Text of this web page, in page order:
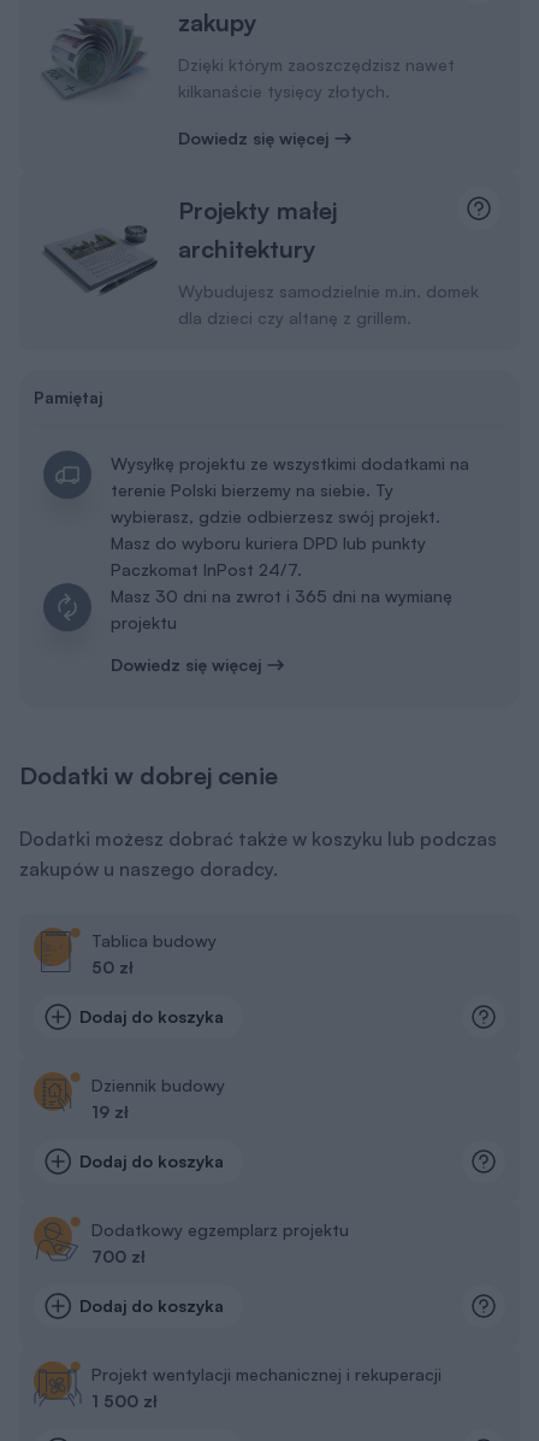
zakupy
Dzięki którym zaoszczędzisz nawet
kilkanaście tysięcy złotych.
Dowiedz się więcej
Projekty małej
architektury
Wybudujesz samodzielnie m.in. domek
dla dzieci czy altanę z grillem.
Pamiętaj
Wysyłkę projektu ze wszystkimi dodatkami na
terenie Polski bierzemy na siebie. Ty
wybierasz, gdzie odbierzesz swój projekt.
Masz do wyboru kuriera DPD lub punkty
Paczkomat InPost 24/7.
Masz 30 dni na zwrot i 365 dni na wymianę
projektu
Dowiedz się więcej
Dodatki w dobrej cenie
Dodatki możesz dobrać także w koszyku lub podczas
zakupów u naszego doradcy.
Tablica budowy
50 zł
Dodaj do koszyka
Dziennik budowy
19 zł
Dodaj do koszyka
Dodatkowy egzemplarz projektu
700 zł
Dodaj do koszyka
Projekt wentylacji mechanicznej i rekuperacji
1 500 zł